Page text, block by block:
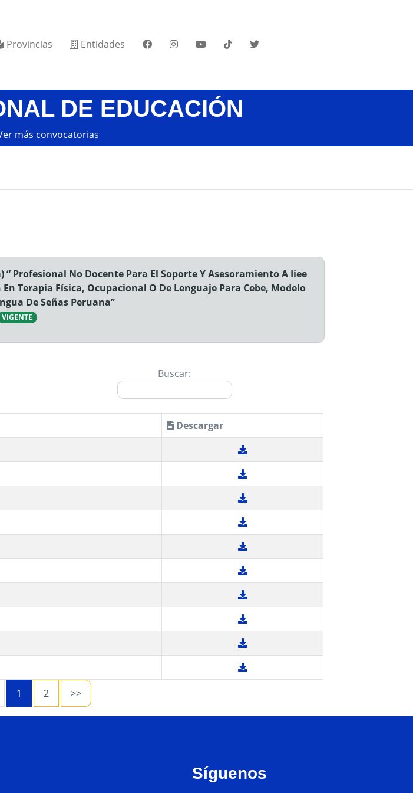
Provincias Entidades
DE EDUCACIÓN
más convocatorias
Profesional No Docente Para El Soporte Y Asesoramiento A Iiee
Terapia Física, Ocupacional O De Lenguaje Para Cebe, Modelo
De Señas Peruana”
VIGENTE
Buscar:
Descargar
1 2 >>
Síguenos